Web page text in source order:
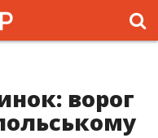
ворог